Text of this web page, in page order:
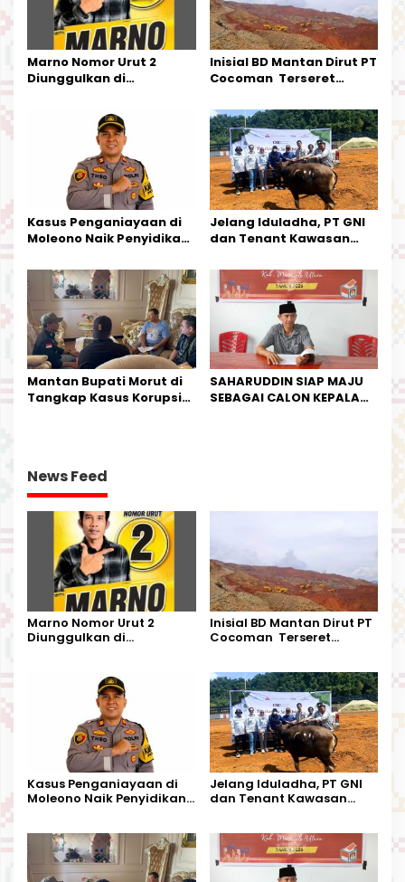
Marno Nomor Urut 2
Diunggulkan di
Kesederhanaannya Jadi
Harapan Warga
Inisial BD Mantan Dirut PT
Cocoman Terseret
Tata Kelola Tambang
Kalimantan Barat
Kasus Penganiayaan di
Moleono Naik Penyidikan,
Kesempatan Terakhir
Jelang Iduladha, PT GNI
dan Tenant Kawasan
Kurban
Mantan Bupati Morut di
Tangkap Kasus Korupsi
SAHARUDDIN SIAP MAJU
SEBAGAI CALON KEPALA
News Feed
Marno Nomor Urut 2
Diunggulkan di
Harapan Warga
Inisial BD Mantan Dirut PT
Cocoman Terseret
Kalimantan Barat
Kasus Penganiayaan di
Moleono Naik Penyidikan,
Jelang Iduladha, PT GNI
dan Tenant Kawasan